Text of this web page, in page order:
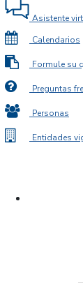
Asistente
Calendarios
Formule su
Preguntas
Personas
Entidades